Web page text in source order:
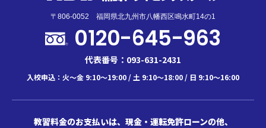
〒806-0052 福岡県北九州市八幡西区鳴水町14の1
0120-645-963
代表番号：093-631-2431
入校申込：火～金 9:10～19:00 / 土 9:10～18:00 / 日 9:10～16:00
教習料金のお支払いは、現金・運転免許ローンの他、